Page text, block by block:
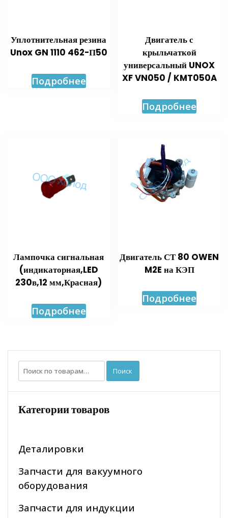
Уплотнительная резина
Unox GN 1110 462-П50
Подробнее
Двигатель с
крыльчаткой
универсальный UNOX
XF VN050 / KMT050A
Подробнее
Лампочка сигнальная
(индикаторная,LED
230в,12 мм,Красная)
Подробнее
Двигатель СТ 80 OWEN
M2E на КЭП
Подробнее
Искать: Поиск
Категории товаров
Деталировки
Запчасти для вакуумного
оборудования
Запчасти для индукции